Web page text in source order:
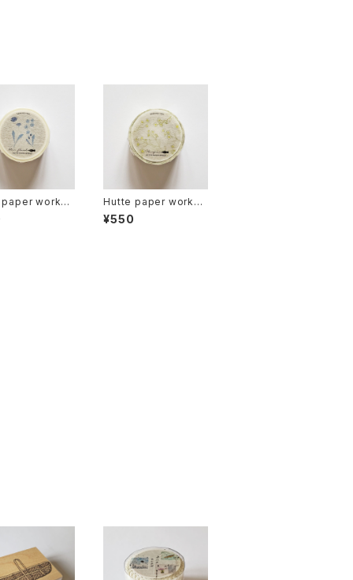
works
Hutte paper works
マスキングテープ ハ
ルジオン PMT-113
¥550